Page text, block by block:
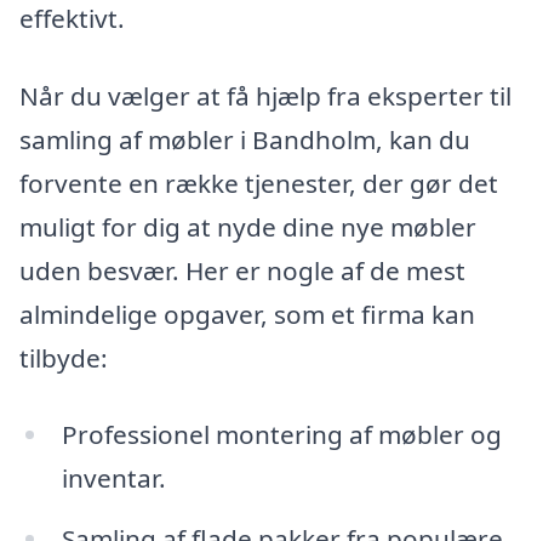
effektivt.
Når du vælger at få hjælp fra eksperter til
samling af møbler i Bandholm, kan du
forvente en række tjenester, der gør det
muligt for dig at nyde dine nye møbler
uden besvær. Her er nogle af de mest
almindelige opgaver, som et firma kan
tilbyde:
Professionel montering af møbler og
inventar.